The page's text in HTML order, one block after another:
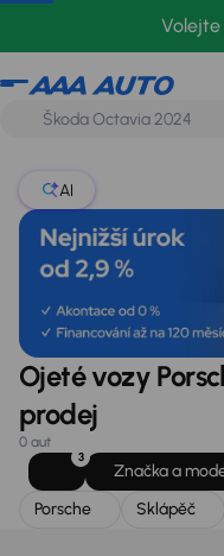
Porsche
AI
Ojeté vozy
prodej
0 aut
3
Značka a
Porsche
Sklápěč